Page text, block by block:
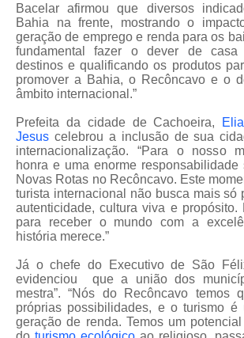
Bacelar afirmou que diversos
Bahia na frente, mostrando o
geração de emprego e renda para os
fundamental fazer o dever de casa
destinos e qualificando os produtos
promover a Bahia, o Recôncavo e o
âmbito internacional.”
Prefeita da cidade de Cachoeira,
Jesus celebrou a inclusão de sua
internacionalização. “Para o nosso
honra e uma enorme
Novas Rotas no Recôncavo. Este
turista internacional não busca mais só
autenticidade, cultura viva e propósito.
para receber o mundo com a
história merece.”
Já o chefe do Executivo de São
evidenciou que a união dos
mestra”. “Nós do Recôncavo temos
próprias possibilidades, e o turismo é
geração de renda. Temos um